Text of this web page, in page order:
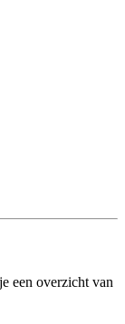
een overzicht van